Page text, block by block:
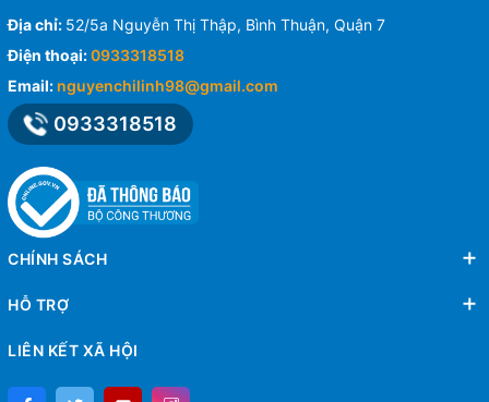
Địa chỉ: 52/5a Nguyễn Thị Thập, Bình Thuận, Quận 7
Điện thoại:0933318518
Email: nguyenchilinh98@gmail.com
0933318518
CHÍNH SÁCH
HỖ TRỢ
LIÊN KẾT XÃ HỘI